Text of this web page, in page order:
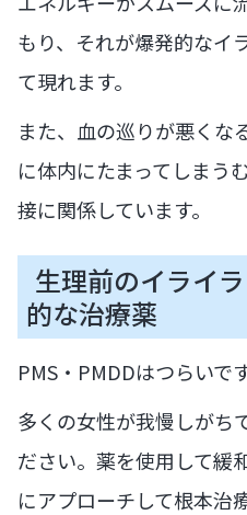
もり、それが爆発的なイ
て現れます。
また、血の巡りが悪くな
に体内にたまってしまう
接に関係しています。
生理前のイライ
的な治療薬
PMS・PMDDはつらいで
多くの女性が我慢しがち
ださい。薬を使用して緩
にアプローチして根本治